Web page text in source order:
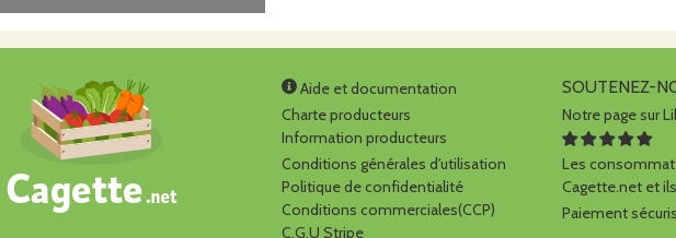
Aide et documentation
Charte producteurs
Information producteurs
Conditions générales d'utilisation
Politique de confidentialité
Conditions commerciales(CCP)
C.G.U Stripe
SOUTENEZ-
Notre page sur
Les
Cagette.net et
Paiement